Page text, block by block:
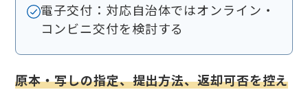
電子交付：対応自治体ではオンライン・
コンビニ交付を検討する
原本・写しの指定、提出方法、返却可否を控え